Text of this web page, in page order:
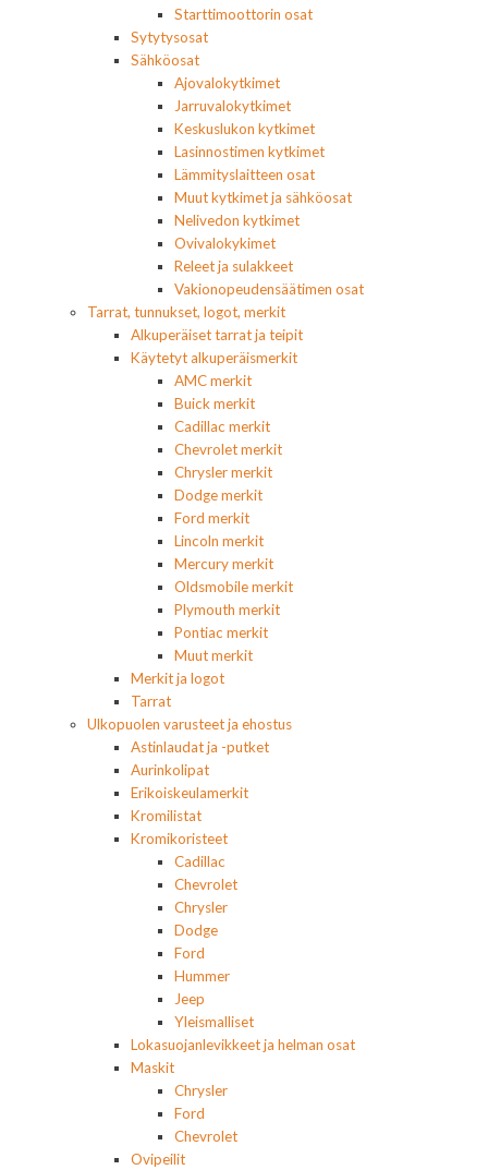
Starttimoottorin osat
Sytytysosat
Sähköosat
Ajovalokytkimet
Jarruvalokytkimet
Keskuslukon kytkimet
Lasinnostimen kytkimet
Lämmityslaitteen osat
Muut kytkimet ja sähköosat
Nelivedon kytkimet
Ovivalokykimet
Releet ja sulakkeet
Vakionopeudensäätimen osat
Tarrat, tunnukset, logot, merkit
Alkuperäiset tarrat ja teipit
Käytetyt alkuperäismerkit
AMC merkit
Buick merkit
Cadillac merkit
Chevrolet merkit
Chrysler merkit
Dodge merkit
Ford merkit
Lincoln merkit
Mercury merkit
Oldsmobile merkit
Plymouth merkit
Pontiac merkit
Muut merkit
Merkit ja logot
Tarrat
Ulkopuolen varusteet ja ehostus
Astinlaudat ja -putket
Aurinkolipat
Erikoiskeulamerkit
Kromilistat
Kromikoristeet
Cadillac
Chevrolet
Chrysler
Dodge
Ford
Hummer
Jeep
Yleismalliset
Lokasuojanlevikkeet ja helman osat
Maskit
Chrysler
Ford
Chevrolet
Ovipeilit